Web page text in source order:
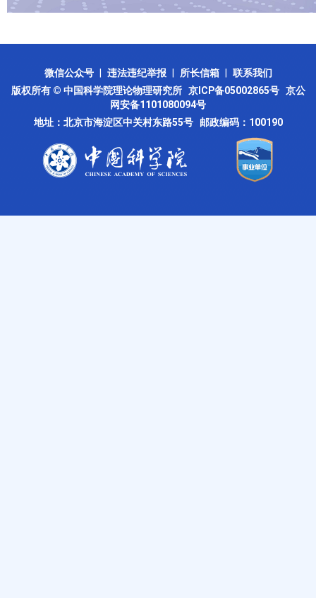
微信公众号 违法违纪举报 所长信箱
联系我们
版权所有 © 中国科学院理论物理研究所 京ICP备05002865号 京公
网安备1101080094号
地址：北京市海淀区中关村东路55号 邮政编码：100190